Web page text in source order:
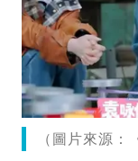
（圖片來源：